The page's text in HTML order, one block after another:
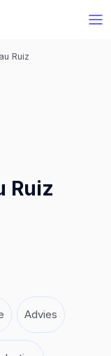
Ruiz
Ruiz
Advies